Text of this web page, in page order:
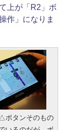
上が「R2」ボ
作」になりま
ボタンそのもの